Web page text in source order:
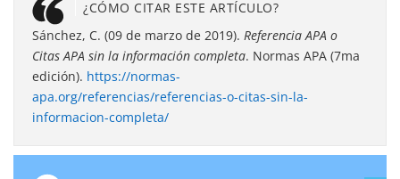
¿CÓMO CITAR ESTE ARTÍCULO?
Sánchez, C. (09 de marzo de 2019). Referencia APA o
Citas APA sin la información completa. Normas APA (7ma
edición). https://normas-
apa.org/referencias/referencias-o-citas-sin-la-
informacion-completa/